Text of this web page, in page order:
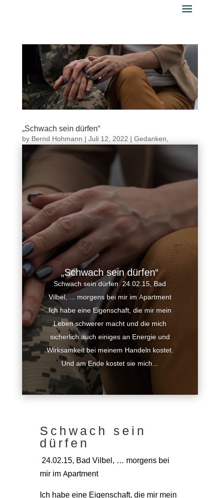
„Schwach sein dürfen“
by Bernd Hohmann | Juli 12, 2022 | Gedanken,
Gedanken 11
„Schwach sein dürfen“
Schwach sein dürfen 24.02.15, Bad
Vilbel, ... morgens bei mir im Apartment
Ich habe eine Eigenschaft, die mir mein
Leben schwerer macht und die mich
sicherlich auch einiges an Energie und
Wirksamkeit bei meinem Handeln kostet.
Und am Ende kostet sie mich...
Schwach sein
dürfen
24.02.15, Bad Vilbel, … morgens bei
mir im Apartment
Ich habe eine Eigenschaft, die mir mein